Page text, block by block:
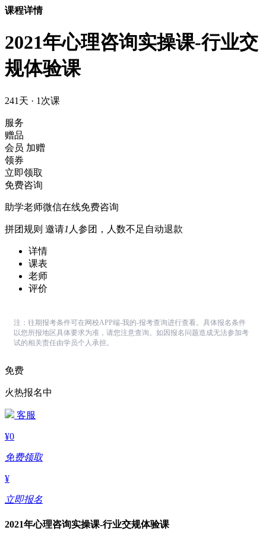
课程详情
2021年心理咨询实操课-行业交
规体验课
241天 · 1次课
服务
赠品
会员 加赠
领券
立即领取
免费咨询
助学老师微信在线免费咨询
拼团规则 邀请1 人参团，人数不足自动退款
详情
课表
老师
评价
注：往期报考条件可在网校APP端-我的-报考查询进行查看。具体报名条件
以您所报地区具体要求为准，请您注意查询。如因报名问题造成无法参加考
试的相关责任由学员个人承担。
免费
火热报名中
客服
¥0
免费领取
¥
立即报名
2021年心理咨询实操课-行业交规体验课